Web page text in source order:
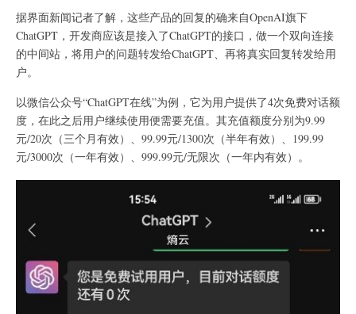
据界面新闻记者了解，这些产品的回复的确来自OpenAI旗下
ChatGPT，开发商应该是接入了ChatGPT的接口，做一个双向连接
的中间站，将用户的问题转发给ChatGPT、再将真实回复转发给用
户。
以微信公众号“ChatGPT在线”为例，它为用户提供了4次免费对话额
度，在此之后用户继续使用便需要充值。其充值额度分别为9.99
元/20次（三个月有效）、99.99元/1300次（半年有效）、199.99
元/3000次（一年有效）、999.99元/无限次（一年内有效）。